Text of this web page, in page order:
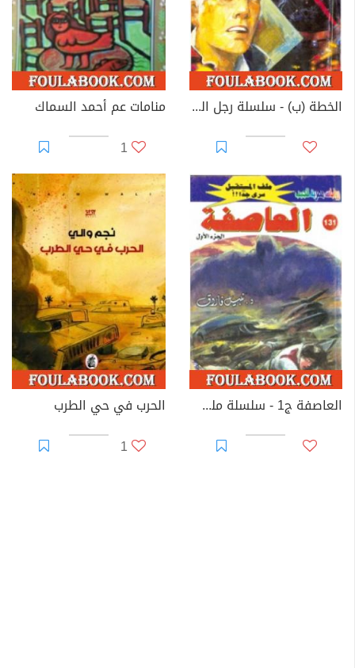
الخطة (ب) - سلسلة رجل المستحيل
منامات عم أحمد السماك
1
العاصفة ج1 - سلسلة ملف المستقبل
الحرب في حي الطرب
1